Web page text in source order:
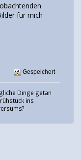
für mich
Gespeichert
Dinge getan
ins